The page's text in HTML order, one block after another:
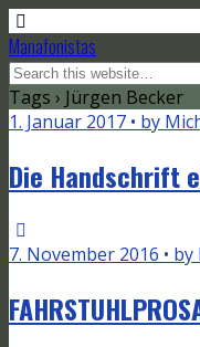
Manafonistas
Tags › Jürgen Becker
1. Januar 2017 • by
Die Handschrift
7. November 2016 •